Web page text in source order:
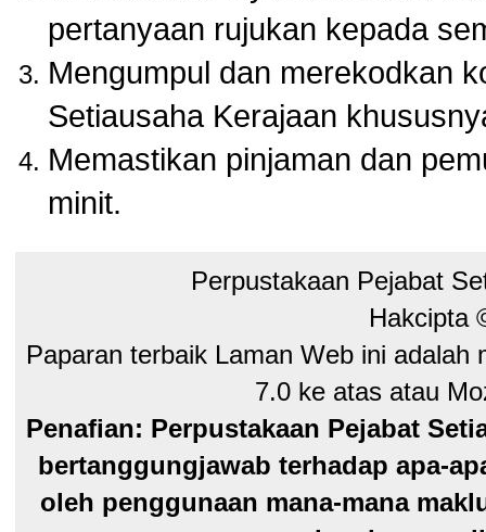
pertanyaan rujukan kepada
Mengumpul dan merekodkan
Setiausaha Kerajaan
Memastikan pinjaman dan
minit.
Perpustakaan Pejabat
Hakcipta
Paparan terbaik Laman Web ini
7.0 ke atas atau
Penafian: Perpustakaan Pejabat
bertanggungjawab terhadap apa-
oleh penggunaan mana-mana